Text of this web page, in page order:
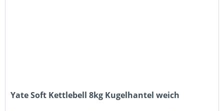
Yate Soft Kettlebell 8kg Kugelhantel weich